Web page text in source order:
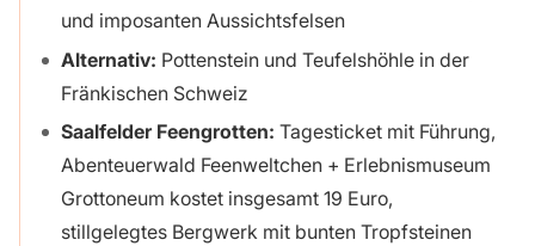
und imposanten Aussichtsfelsen
Alternativ: Pottenstein und Teufelshöhle in der
Fränkischen Schweiz
Saalfelder Feengrotten: Tagesticket mit Führung,
Abenteuerwald Feenweltchen + Erlebnismuseum
Grottoneum kostet insgesamt 19 Euro,
stillgelegtes Bergwerk mit bunten Tropfsteinen